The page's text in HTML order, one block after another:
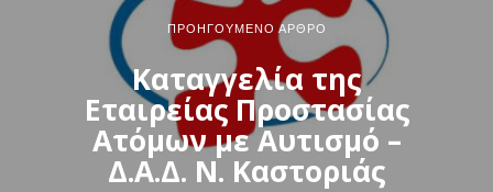
ΠΡΟΗΓΟΎΜΕΝΟ ΆΡΘΡΟ
Καταγγελία της
Εταιρείας Προστασίας
Ατόμων με Αυτισμό –
Δ.Α.Δ. Ν. Καστοριάς